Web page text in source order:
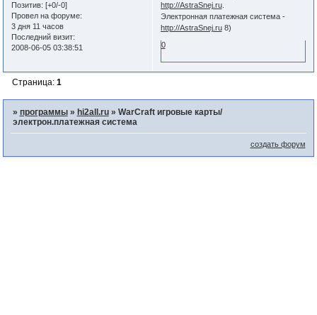
Позитив: [+0/-0]
Провел на форуме:
3 дня 11 часов
Последний визит:
2008-06-05 03:38:51
http://AstraSnej.ru.
Электронная платежная система -
http://AstraSnej.ru8)
0
Страница: 1
» программы » hi2all.ru » WarCraft игровые карты/
электрон.платежная система
создать форум